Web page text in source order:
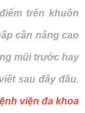
trên khuôn
cần nâng cao
mũi trước hay
sau đây đâu.
viện đa khoa